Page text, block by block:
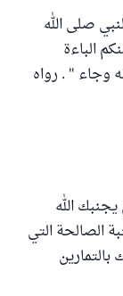
صلى الله
الباءة
وجاء " . رواه
الله
الصالحة التي